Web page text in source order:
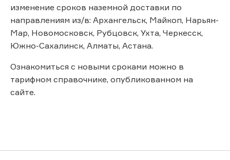
изменение сроков наземной доставки по
направлениям из/в: Архангельск, Майкоп, Нарьян-
Мар, Новомосковск, Рубцовск, Ухта, Черкесск,
Южно-Сахалинск, Алматы, Астана.
Ознакомиться с новыми сроками можно в
тарифном справочнике, опубликованном на
сайте.